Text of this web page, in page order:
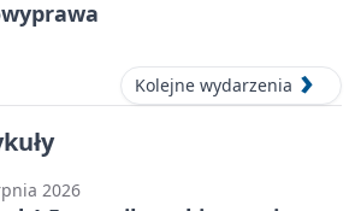
Kolejne wydarzenia
2026